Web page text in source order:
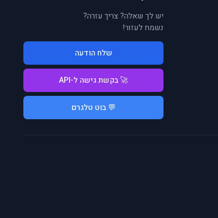
יש לך שאלה? צריך עזרה?
נשמח לעזור!
שלח הודעה
🚀 בקשת גישה ל-API
💬 בוט טלגרם